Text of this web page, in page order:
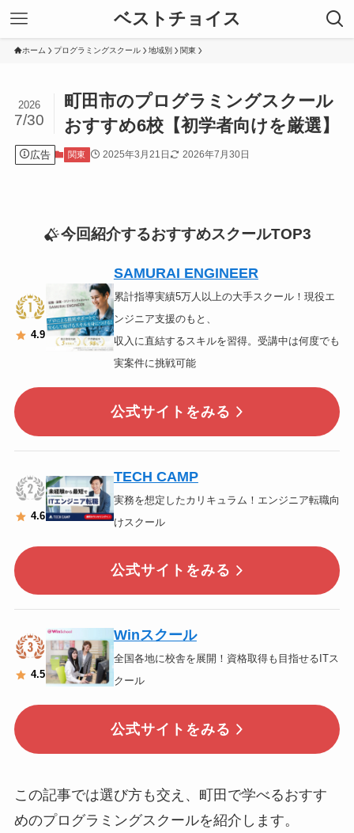
ベストチョイス
ホーム プログラミングスクール 地域別 関東
町田市のプログラミングスクール
おすすめ6校【初学者向けを厳選】
2026
7/30
広告 関東 2025年3月21日 2026年7月30日
今回紹介するおすすめスクールTOP3
4.9
SAMURAI ENGINEER
累計指導実績5万人以上の大手スクール！現役エ
ンジニア支援のもと、
収入に直結するスキルを習得。受講中は何度でも
実案件に挑戦可能
公式サイトをみる
4.6
TECH CAMP
実務を想定したカリキュラム！エンジニア転職向
けスクール
公式サイトをみる
4.5
Winスクール
全国各地に校舎を展開！資格取得も目指せるITス
クール
公式サイトをみる
この記事では選び方も交え、町田で学べるおすす
めのプログラミングスクールを紹介します。